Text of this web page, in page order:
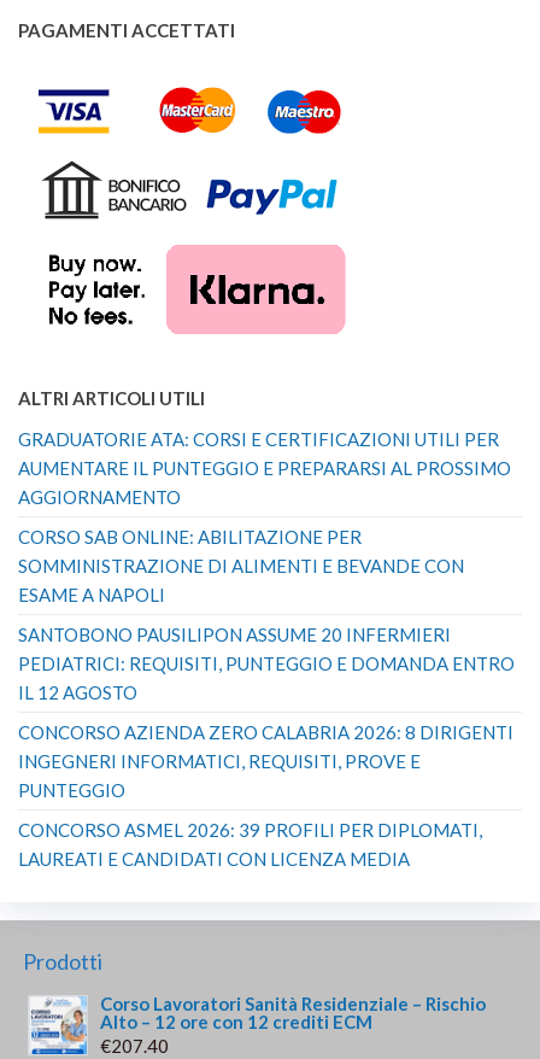
PAGAMENTI ACCETTATI
ALTRI ARTICOLI UTILI
GRADUATORIE ATA: CORSI E CERTIFICAZIONI UTILI PER
AUMENTARE IL PUNTEGGIO E PREPARARSI AL PROSSIMO
AGGIORNAMENTO
CORSO SAB ONLINE: ABILITAZIONE PER
SOMMINISTRAZIONE DI ALIMENTI E BEVANDE CON
ESAME A NAPOLI
SANTOBONO PAUSILIPON ASSUME 20 INFERMIERI
PEDIATRICI: REQUISITI, PUNTEGGIO E DOMANDA ENTRO
IL 12 AGOSTO
CONCORSO AZIENDA ZERO CALABRIA 2026: 8 DIRIGENTI
INGEGNERI INFORMATICI, REQUISITI, PROVE E
PUNTEGGIO
CONCORSO ASMEL 2026: 39 PROFILI PER DIPLOMATI,
LAUREATI E CANDIDATI CON LICENZA MEDIA
Prodotti
Corso Lavoratori Sanità Residenziale – Rischio
Alto – 12 ore con 12 crediti ECM
€207.40